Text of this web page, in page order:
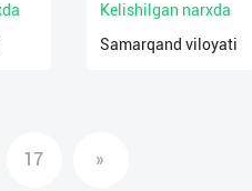
Kelishilgan narxda
Samarqand viloyati
17 »